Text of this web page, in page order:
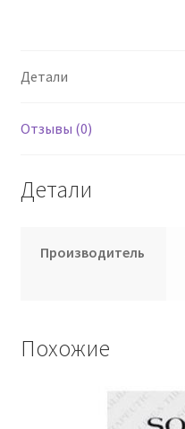
М
Детали
Отзывы (0)
Детали
Производитель
Похожие